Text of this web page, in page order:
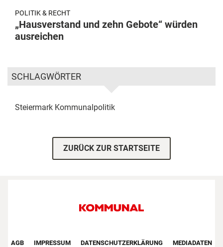
POLITIK & RECHT
„Hausverstand und zehn Gebote“ würden
ausreichen
SCHLAGWÖRTER
Steiermark Kommunalpolitik
ZURÜCK ZUR STARTSEITE
Footer First Navigation
AGB IMPRESSUM DATENSCHUTZERKLÄRUNG MEDIADATEN